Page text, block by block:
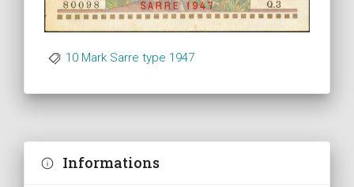
10 Mark Sarre type 1947
Informations